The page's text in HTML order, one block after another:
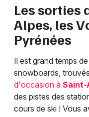
Les sorties
Alpes, les
Pyrénées
Il est grand temps
snowboards,
d'occasion à
des pistes des
cours de ski ! Vous